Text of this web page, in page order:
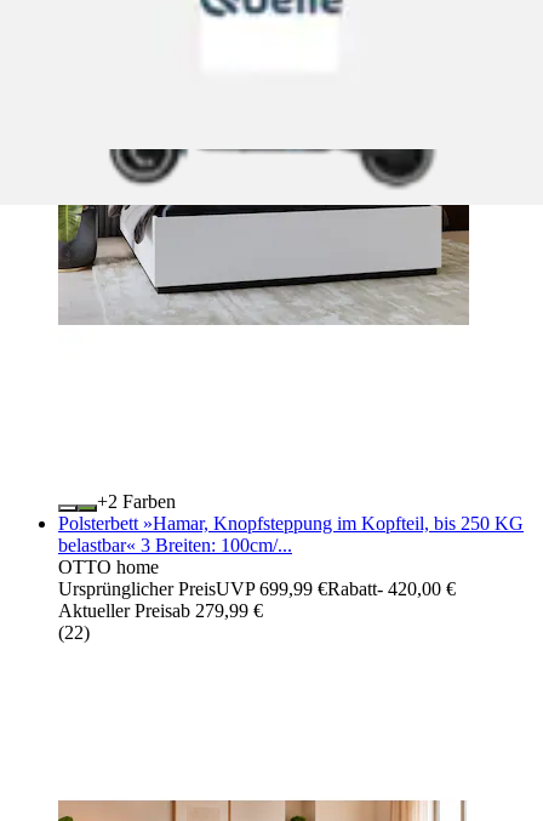
+
Farben
Polsterbett »Hamar, Knopfsteppung im Kopfteil, bis 250 KG
belastbar« 3 Breiten: 100cm/...
OTTO home
Ursprünglicher PreisUVP 699,99 €Rabatt- 420,00 €
Aktueller Preisab 279,99 €
(22)